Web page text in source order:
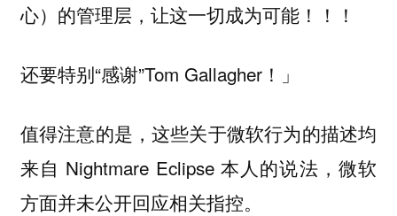
心）的管理层，让这一切成为可能！！！
还要特别“感谢”Tom Gallagher！」
值得注意的是，这些关于微软行为的描述均
来自 Nightmare Eclipse 本人的说法，微软
方面并未公开回应相关指控。